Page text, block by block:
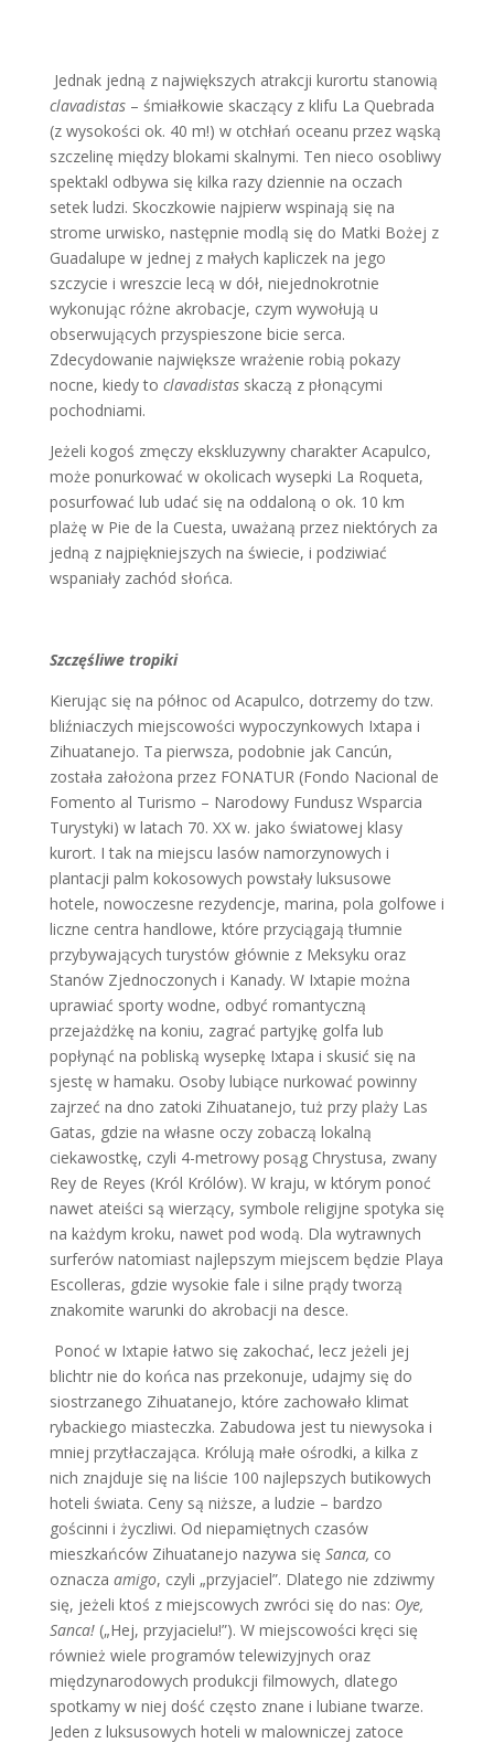
Jednak jedną z największych atrakcji kurortu stanowią
clavadistas– śmiałkowie skaczący z klifu La Quebrada
(z wysokości ok. 40 m!) w otchłań oceanu przez wąską
szczelinę między blokami skalnymi. Ten nieco osobliwy
spektakl odbywa się kilka razy dziennie na oczach
setek ludzi. Skoczkowie najpierw wspinają się na
strome urwisko, następnie modlą się do Matki Bożej z
Guadalupe w jednej z małych kapliczek na jego
szczycie i wreszcie lecą w dół, niejednokrotnie
wykonując różne akrobacje, czym wywołują u
obserwujących przyspieszone bicie serca.
Zdecydowanie największe wrażenie robią pokazy
nocne, kiedy to clavadistasskaczą z płonącymi
pochodniami.
Jeżeli kogoś zmęczy ekskluzywny charakter Acapulco,
może ponurkować w okolicach wysepki La Roqueta,
posurfować lub udać się na oddaloną o ok. 10 km
plażę w Pie de la Cuesta, uważaną przez niektórych za
jedną z najpiękniejszych na świecie, i podziwiać
wspaniały zachód słońca.
Szczęśliwe tropiki
Kierując się na północ od Acapulco, dotrzemy do tzw.
bliźniaczych miejscowości wypoczynkowych Ixtapa i
Zihuatanejo. Ta pierwsza, podobnie jak Cancún,
została założona przez FONATUR (Fondo Nacional de
Fomento al Turismo – Narodowy Fundusz Wsparcia
Turystyki) w latach 70. XX w. jako światowej klasy
kurort. I tak na miejscu lasów namorzynowych i
plantacji palm kokosowych powstały luksusowe
hotele, nowoczesne rezydencje, marina, pola golfowe i
liczne centra handlowe, które przyciągają tłumnie
przybywających turystów głównie z Meksyku oraz
Stanów Zjednoczonych i Kanady. W Ixtapie można
uprawiać sporty wodne, odbyć romantyczną
przejażdżkę na koniu, zagrać partyjkę golfa lub
popłynąć na pobliską wysepkę Ixtapa i skusić się na
sjestę w hamaku. Osoby lubiące nurkować powinny
zajrzeć na dno zatoki Zihuatanejo, tuż przy plaży Las
Gatas, gdzie na własne oczy zobaczą lokalną
ciekawostkę, czyli 4-metrowy posąg Chrystusa, zwany
Rey de Reyes (Król Królów). W kraju, w którym ponoć
nawet ateiści są wierzący, symbole religijne spotyka się
na każdym kroku, nawet pod wodą. Dla wytrawnych
surferów natomiast najlepszym miejscem będzie Playa
Escolleras, gdzie wysokie fale i silne prądy tworzą
znakomite warunki do akrobacji na desce.
Ponoć w Ixtapie łatwo się zakochać, lecz jeżeli jej
blichtr nie do końca nas przekonuje, udajmy się do
siostrzanego Zihuatanejo, które zachowało klimat
rybackiego miasteczka. Zabudowa jest tu niewysoka i
mniej przytłaczająca. Królują małe ośrodki, a kilka z
nich znajduje się na liście 100 najlepszych butikowych
hoteli świata. Ceny są niższe, a ludzie – bardzo
gościnni i życzliwi. Od niepamiętnych czasów
mieszkańców Zihuatanejo nazywa się Sanca, co
oznacza amigo, czyli „przyjaciel”. Dlatego nie zdziwmy
się, jeżeli ktoś z miejscowych zwróci się do nas: Oye,
Sanca!(„Hej, przyjacielu!”). W miejscowości kręci się
również wiele programów telewizyjnych oraz
międzynarodowych produkcji filmowych, dlatego
spotkamy w niej dość często znane i lubiane twarze.
Jeden z luksusowych hoteli w malowniczej zatoce